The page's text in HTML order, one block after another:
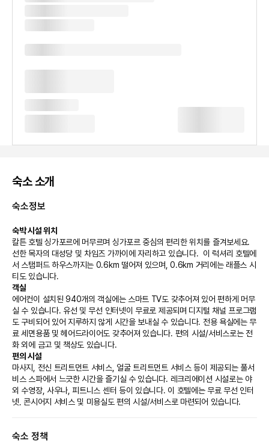
숙소 소개
숙소정보
숙박 시설 위치
칼튼 호텔 싱가포르에 머무르며 싱가포르 중심의 편리한 위치를 즐겨보세요.
선한 목자의 대성당 및 차임즈 가까이에 자리하고 있습니다.  이 럭셔리 호텔에
서 스탬퍼드 하우스까지는 0.6km 떨어져 있으며, 0.6km 거리에는 래플스 시
티도 있습니다.
객실
에어컨이 설치된 940개의 객실에는 스마트 TV도 갖추어져 있어 편하게 머무
실 수 있습니다. 유선 및 무선 인터넷이 무료로 제공되며 디지털 채널 프로그램
도 구비되어 있어 지루하지 않게 시간을 보내실 수 있습니다. 전용 욕실에는 무
료 세면용품 및 헤어드라이어도 갖추어져 있습니다. 편의 시설/서비스로는 전
화 외에 금고 및 책상도 있습니다.
편의 시설
마사지, 전신 트리트먼트 서비스, 얼굴 트리트먼트 서비스 등이 제공되는 풀서
비스 스파에서 느긋한 시간을 즐기실 수 있습니다. 레크리에이션 시설로는 야
외 수영장, 사우나, 피트니스 센터 등이 있습니다. 이 호텔에는 무료 무선 인터
넷, 콘시어지 서비스 및 미용실도 편의 시설/서비스로 마련되어 있습니다.
기실 수 있습니다. 또는 편하게 객실에서 24시간 룸서비스를 이용하실 수 있
숙소 정책